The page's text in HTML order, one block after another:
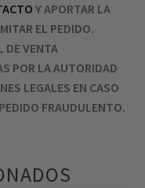
Y APORTAR LA
EL PEDIDO.
DE VENTA
POR LA AUTORIDAD
LEGALES EN CASO
FRAUDULENTO.